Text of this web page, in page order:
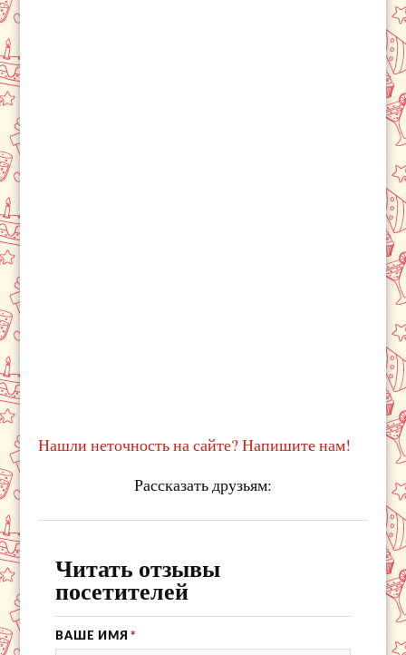
Нашли неточность на сайте? Напишите нам!
Рассказать друзьям:
Читать отзывы
посетителей
ВАШЕ ИМЯ *